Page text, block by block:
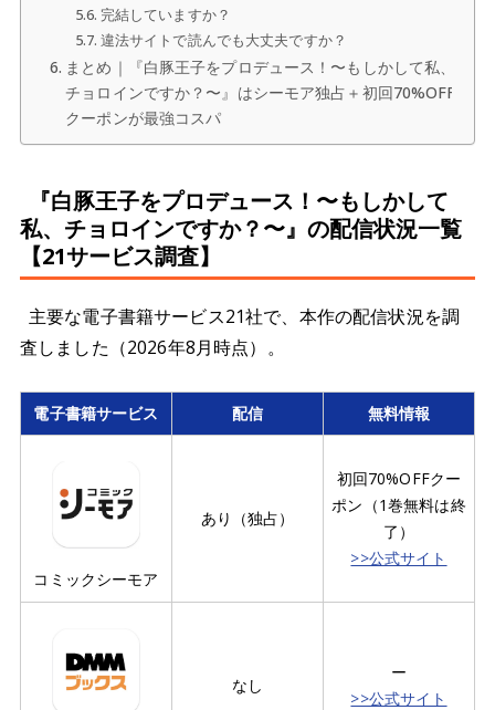
完結していますか？
違法サイトで読んでも大丈夫ですか？
まとめ｜『白豚王子をプロデュース！〜もしかして私、
チョロインですか？〜』はシーモア独占＋初回70%OFF
クーポンが最強コスパ
『白豚王子をプロデュース！〜もしかして
私、チョロインですか？〜』の配信状況一覧
【21サービス調査】
主要な電子書籍サービス21社で、本作の配信状況を調
査しました（2026年8月時点）。
電子書籍サービス 配信 無料情報
コミックシーモア
あり（独占）
初回70%OFFクー
ポン（1巻無料は終
了）
>>公式サイト
なし
ー
>>公式サイト